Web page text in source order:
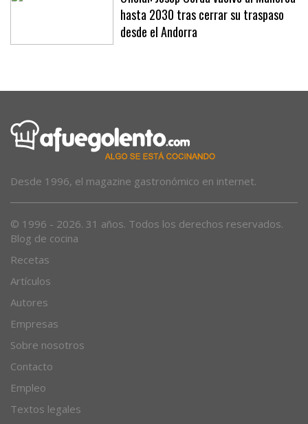
Oficial: Josep Cerdà vuelve al Mallorca
hasta 2030 tras cerrar su traspaso
Blog de cocina
Recetas
Artículos
Autores
Empresas
Sobre nosotros
Contacto
Empleo